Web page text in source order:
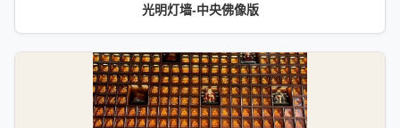
光明灯墙-中央佛像版